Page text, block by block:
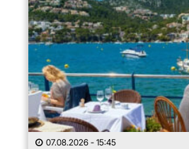
07.08.2026 - 15:45